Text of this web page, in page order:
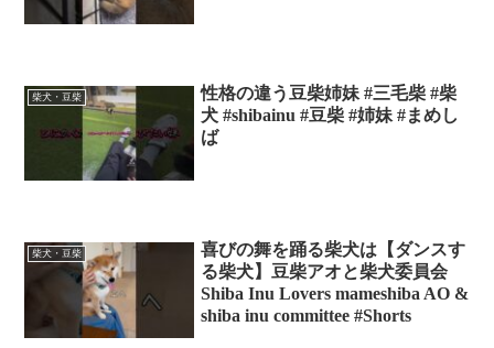
柴犬・豆柴
性格の違う豆柴姉妹 #三毛柴 #柴
犬 #shibainu #豆柴 #姉妹 #まめし
ば
柴犬・豆柴
喜びの舞を踊る柴犬は【ダンスす
る柴犬】豆柴アオと柴犬委員会
Shiba Inu Lovers mameshiba AO &
shiba inu committee #Shorts